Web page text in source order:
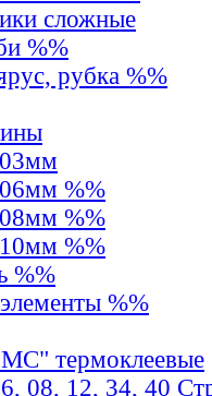
сложные
%%
рубка %%
%%
%%
%%
%%
%%
термоклеевые
08, 12, 34, 40